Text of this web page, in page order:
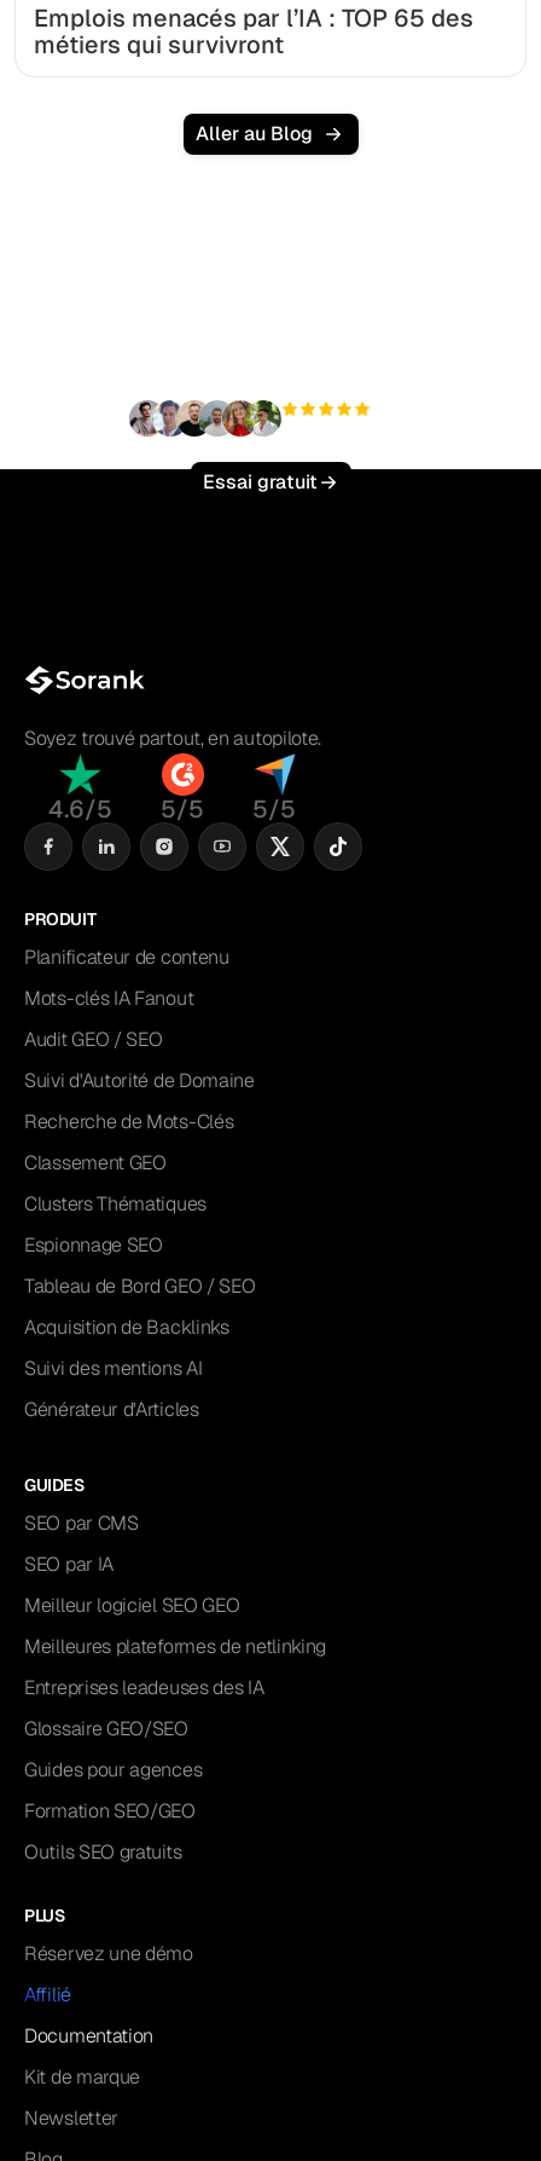
Emplois menacés par l’IA : TOP 65 des
métiers qui survivront
Aller au Blog
Essai gratuit
Soyez trouvé partout, en autopilote.
4.6/5 5/5 5/5
PRODUIT
Planificateur de contenu
Mots-clés IA Fanout
Audit GEO / SEO
Suivi d'Autorité de Domaine
Recherche de Mots-Clés
Classement GEO
Clusters Thématiques
Espionnage SEO
Tableau de Bord GEO / SEO
Acquisition de Backlinks
Suivi des mentions AI
Générateur d'Articles
GUIDES
SEO par CMS
SEO par IA
Meilleur logiciel SEO GEO
Meilleures plateformes de netlinking
Entreprises leadeuses des IA
Glossaire GEO/SEO
Guides pour agences
Formation SEO/GEO
Outils SEO gratuits
PLUS
Réservez une démo
Affilié
Documentation
Kit de marque
Newsletter